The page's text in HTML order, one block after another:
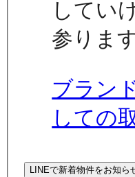
してい
参ります
ブラン
しての
LINEで新着物件をお知ら